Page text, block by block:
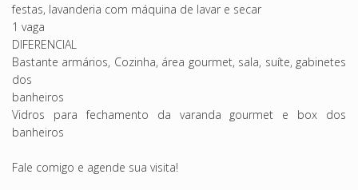
festas, lavanderia com máquina de lavar e secar
1 vaga
DIFERENCIAL
Bastante armários, Cozinha, área gourmet, sala, suíte, gabinetes
dos
banheiros
Vidros para fechamento da varanda gourmet e box dos
banheiros
Fale comigo e agende sua visita!